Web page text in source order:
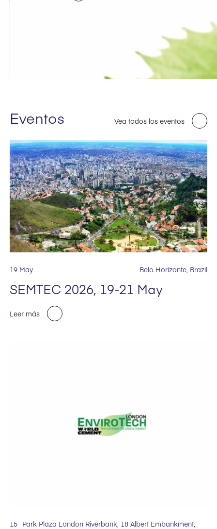
Eventos Vea todos los eventos
19 May Belo Horizonte, Brazil
SEMTEC 2026, 19-21 May
Leer más
15 Park Plaza London Riverbank, 18 Albert Embankment,